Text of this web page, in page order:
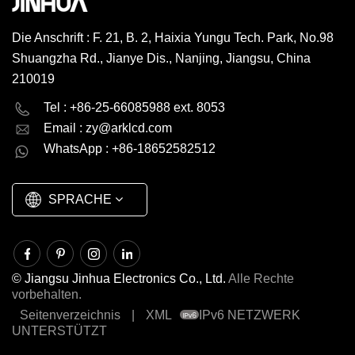
Die Anschrift : F. 21, B. 2, Haixia Yungu Tech. Park, No.98
Shuangzha Rd., Jianye Dis., Nanjing, Jiangsu, China
210019
Tel : +86-25-66085988 ext. 8053
Email : zy@arklcd.com
WhatsApp : +86-18652582512
SPRACHE
English Deutsch
русский español
العربية
© Jiangsu Jinhua Electronics Co., Ltd. Alle Rechte
vorbehalten.
Seitenverzeichnis
XML
IPv6 NETZWERK
UNTERSTÜTZT